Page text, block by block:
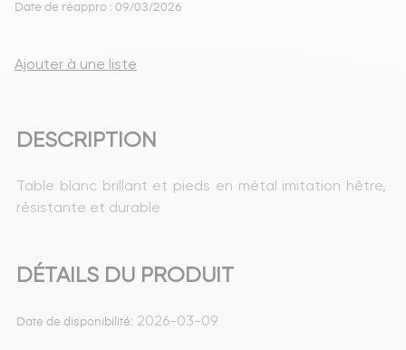
Date de réappro : 09/03/2026
Ajouter à une liste
DESCRIPTION
Table blanc brillant et pieds en métal imitation hêtre,
résistante et durable
DÉTAILS DU PRODUIT
Date de disponibilité: 2026-03-09